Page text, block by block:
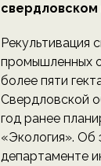
новости
Рекультивация
промышленных
более пяти
Свердловской
год ранее
«Экология».
департаменте